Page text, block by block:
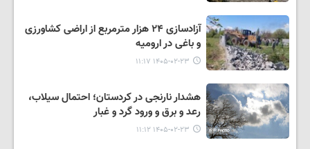
آزادسازی ۲۴ هزار مترمربع از اراضی کشاورزی
و باغی در ارومیه
۱۴۰۵-۰۲-۲۳ ۱۱:۱۷
هشدار نارنجی در کردستان؛ احتمال سیلاب،
رعد و برق و ورود گرد و غبار
۱۴۰۵-۰۲-۲۳ ۱۱:۱۲